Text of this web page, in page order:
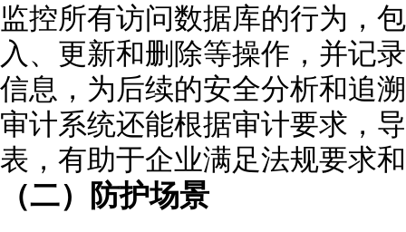
监控所有访问数据库的行为，
入、更新和删除等操作，并记
信息，为后续的安全分析和追
审计系统还能根据审计要求，
表，有助于企业满足法规要求
（二）防护场景